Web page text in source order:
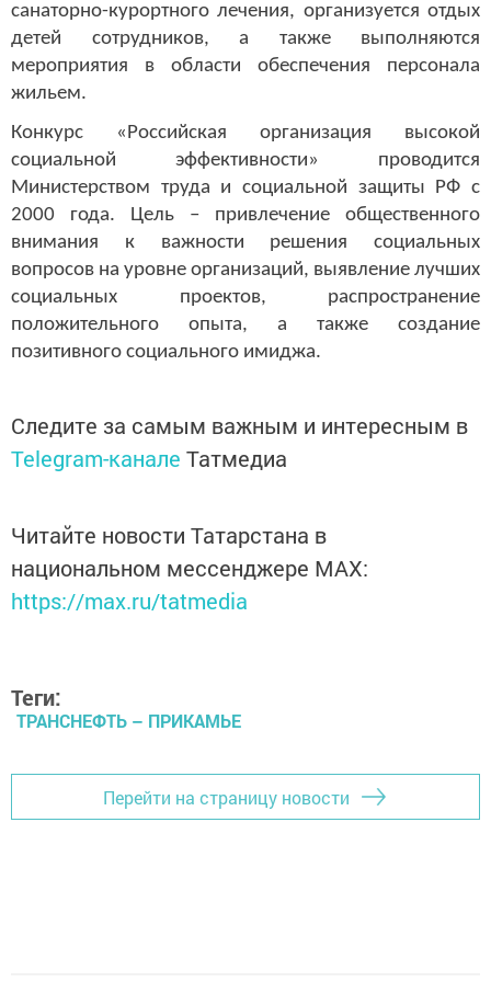
санаторно-курортного лечения, организуется отдых
детей сотрудников, а также выполняются
мероприятия в области обеспечения персонала
жильем.
Конкурс «Российская организация высокой
социальной эффективности» проводится
Министерством труда и социальной защиты РФ с
2000 года. Цель – привлечение общественного
внимания к важности решения социальных
вопросов на уровне организаций, выявление лучших
социальных проектов, распространение
положительного опыта, а также создание
позитивного социального имиджа.
Следите за самым важным и интересным в
Telegram-канале Татмедиа
Читайте новости Татарстана в
национальном мессенджере MАХ:
https://max.ru/tatmedia
Теги:
ТРАНСНЕФТЬ – ПРИКАМЬЕ
Перейти на страницу новости